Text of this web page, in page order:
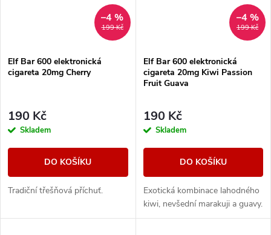
199 Kč
–4 %
Elf Bar 600 elektronická
cigareta 20mg Cherry
190 Kč
Skladem
DO KOŠÍKU
Tradiční třešňová příchuť.
199 Kč
–4 %
Elf Bar 600 elektronická
cigareta 20mg Kiwi Passion
Fruit Guava
190 Kč
Skladem
DO KOŠÍKU
Exotická kombinace lahodného
kiwi, nevšední marakuji a guavy.